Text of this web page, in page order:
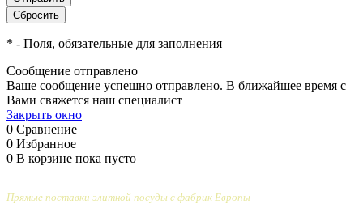
* - Поля, обязательные для заполнения
Сообщение отправлено
Ваше сообщение успешно отправлено. В ближайшее время с
Вами свяжется наш специалист
Закрыть окно
0 Сравнение
0 Избранное
0 В корзине пока пусто
Прямые поставки элитной посуды с фабрик Европы